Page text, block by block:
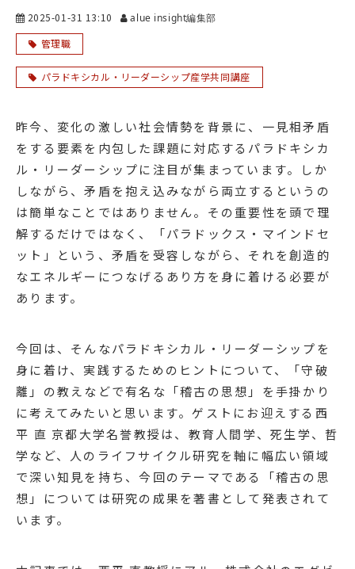
2025-01-31 13:10
alue insight編集部
管理職
パラドキシカル・リーダーシップ産学共同講座
昨今、変化の激しい社会情勢を背景に、一見相矛盾
をする要素を内包した課題に対応するパラドキシカ
ル・リーダーシップに注目が集まっています。しか
しながら、矛盾を抱え込みながら両立するというの
は簡単なことではありません。その重要性を頭で理
解するだけではなく、「パラドックス・マインドセ
ット」という、矛盾を受容しながら、それを創造的
なエネルギーにつなげるあり方を身に着ける必要が
あります。
今回は、そんなパラドキシカル・リーダーシップを
身に着け、実践するためのヒントについて、「守破
離」の教えなどで有名な「稽古の思想」を手掛かり
に考えてみたいと思います。ゲストにお迎えする西
平 直 京都大学名誉教授は、教育人間学、死生学、哲
学など、人のライフサイクル研究を軸に幅広い領域
で深い知見を持ち、今回のテーマである「稽古の思
想」については研究の成果を著書として発表されて
います。